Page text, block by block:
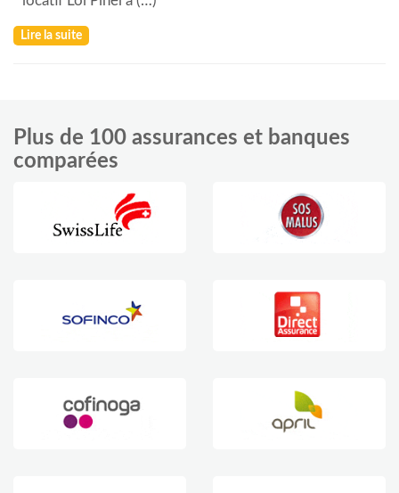
Lire la suite
Plus de 100 assurances et banques
comparées